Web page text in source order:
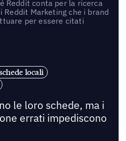
Reddit conta per la ricerca
Reddit Marketing che i brand
per essere citati
locali
le loro schede, ma i
errati impediscono